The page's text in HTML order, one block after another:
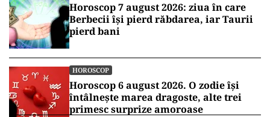
Horoscop 7 august 2026: ziua în care
Berbecii își pierd răbdarea, iar Taurii
pierd bani
HOROSCOP
Horoscop 6 august 2026. O zodie își
întâlnește marea dragoste, alte trei
primesc surprize amoroase